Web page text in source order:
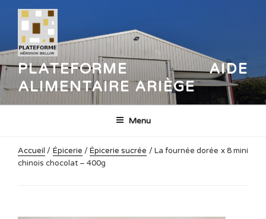
contenu
principal
PLATEFORME AIDE
ALIMENTAIRE ARIÈGE
Menu
Accueil / Épicerie / Épicerie sucrée / La fournée dorée x 8 mini
chinois chocolat – 400g